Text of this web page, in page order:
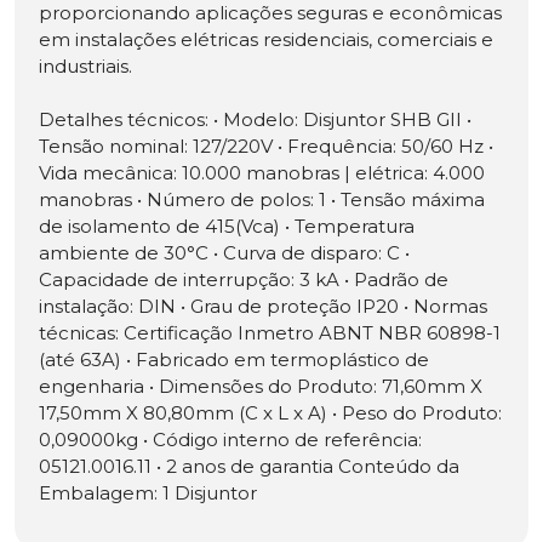
proporcionando aplicações seguras e econômicas
em instalações elétricas residenciais, comerciais e
industriais.
Detalhes técnicos: • Modelo: Disjuntor SHB GII •
Tensão nominal: 127/220V • Frequência: 50/60 Hz •
Vida mecânica: 10.000 manobras | elétrica: 4.000
manobras • Número de polos: 1 • Tensão máxima
de isolamento de 415(Vca) • Temperatura
ambiente de 30°C • Curva de disparo: C •
Capacidade de interrupção: 3 kA • Padrão de
instalação: DIN • Grau de proteção IP20 • Normas
técnicas: Certificação Inmetro ABNT NBR 60898-1
(até 63A) • Fabricado em termoplástico de
engenharia • Dimensões do Produto: 71,60mm X
17,50mm X 80,80mm (C x L x A) • Peso do Produto:
0,09000kg • Código interno de referência:
05121.0016.11 • 2 anos de garantia Conteúdo da
Embalagem: 1 Disjuntor